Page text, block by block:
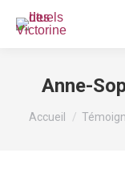
Anne-
Vous êtes ici :
Accueil